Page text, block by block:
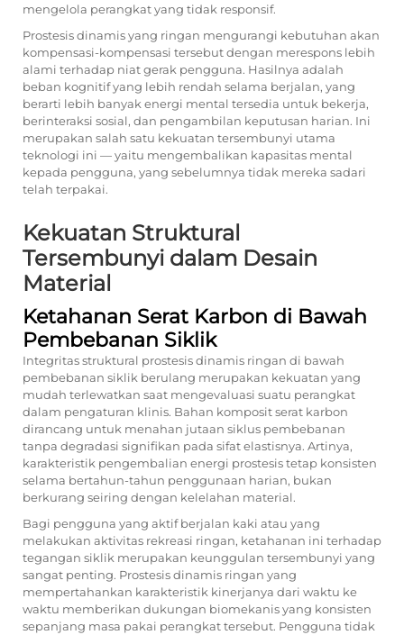
mengelola perangkat yang tidak responsif.
Prostesis dinamis yang ringan mengurangi kebutuhan akan
kompensasi-kompensasi tersebut dengan merespons lebih
alami terhadap niat gerak pengguna. Hasilnya adalah
beban kognitif yang lebih rendah selama berjalan, yang
berarti lebih banyak energi mental tersedia untuk bekerja,
berinteraksi sosial, dan pengambilan keputusan harian. Ini
merupakan salah satu kekuatan tersembunyi utama
teknologi ini — yaitu mengembalikan kapasitas mental
kepada pengguna, yang sebelumnya tidak mereka sadari
telah terpakai.
Kekuatan Struktural
Tersembunyi dalam Desain
Material
Ketahanan Serat Karbon di Bawah
Pembebanan Siklik
Integritas struktural prostesis dinamis ringan di bawah
pembebanan siklik berulang merupakan kekuatan yang
mudah terlewatkan saat mengevaluasi suatu perangkat
dalam pengaturan klinis. Bahan komposit serat karbon
dirancang untuk menahan jutaan siklus pembebanan
tanpa degradasi signifikan pada sifat elastisnya. Artinya,
karakteristik pengembalian energi prostesis tetap konsisten
selama bertahun-tahun penggunaan harian, bukan
berkurang seiring dengan kelelahan material.
Bagi pengguna yang aktif berjalan kaki atau yang
melakukan aktivitas rekreasi ringan, ketahanan ini terhadap
tegangan siklik merupakan keunggulan tersembunyi yang
sangat penting. Prostesis dinamis ringan yang
mempertahankan karakteristik kinerjanya dari waktu ke
waktu memberikan dukungan biomekanis yang konsisten
sepanjang masa pakai perangkat tersebut. Pengguna tidak